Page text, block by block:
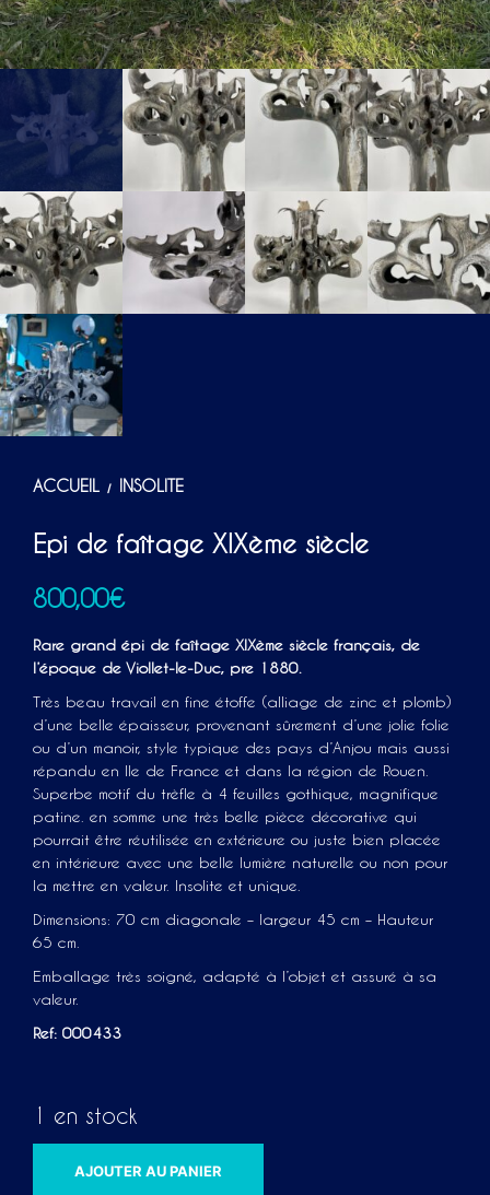
ACCUEIL / INSOLITE
Epi de faîtage XIXème siècle
800,00€
Rare grand épi de faîtage XIXème siècle français, de
l’époque de Viollet-le-Duc, pre 1880.
Très beau travail en fine étoffe (alliage de zinc et plomb)
d’une belle épaisseur, provenant sûrement d’une jolie folie
ou d’un manoir, style typique des pays d’Anjou mais aussi
répandu en Ile de France et dans la région de Rouen.
Superbe motif du trèfle à 4 feuilles gothique, magnifique
patine. en somme une très belle pièce décorative qui
pourrait être réutilisée en extérieure ou juste bien placée
en intérieure avec une belle lumière naturelle ou non pour
la mettre en valeur. Insolite et unique.
Dimensions: 70 cm diagonale – largeur 45 cm – Hauteur
65 cm.
Emballage très soigné, adapté à l’objet et assuré à sa
valeur.
Ref: 000433
1 en stock
AJOUTER AU PANIER